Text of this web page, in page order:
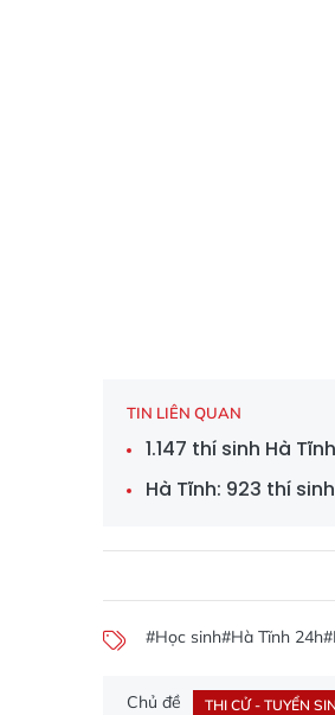
TIN LIÊN QUAN
1.147 thí sinh Hà
Hà Tĩnh: 923 thí
#Học sinh#Hà Tĩnh 24h
Chủ đề THI CỬ - TUYỂN